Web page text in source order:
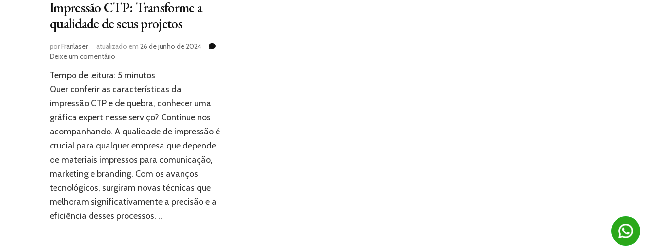
Impressão CTP: Transforme a
qualidade de seus projetos
porFranlaser atualizado em 26 de junho de 2024
Deixe um comentário
CTP:
Transforme
qualidade
de
seus
projetos
Tempo de leitura: 5 minutos
Quer conferir as características da
impressão CTP e de quebra, conhecer uma
gráfica expert nesse serviço? Continue nos
acompanhando. A qualidade de impressão é
crucial para qualquer empresa que depende
de materiais impressos para comunicação,
marketing e branding. Com os avanços
tecnológicos, surgiram novas técnicas que
melhoram significativamente a precisão e a
eficiência desses processos. …